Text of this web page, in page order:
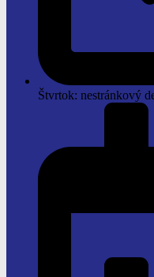
Štvrtok: nestránkový